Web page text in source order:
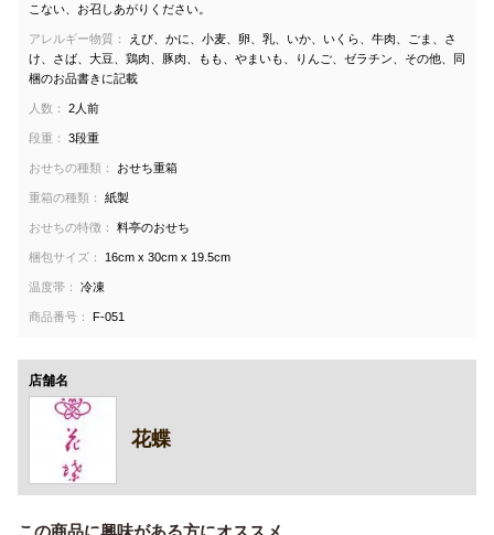
こない、お召しあがりください。
アレルギー物質：
えび、かに、小麦、卵、乳、いか、いくら、牛肉、ごま、さ
け、さば、大豆、鶏肉、豚肉、もも、やまいも、りんご、ゼラチン、その他、同
梱のお品書きに記載
人数： 2人前
段重： 3段重
おせちの種類： おせち重箱
重箱の種類： 紙製
おせちの特徴： 料亭のおせち
梱包サイズ： 16cm x 30cm x 19.5cm
温度帯： 冷凍
商品番号： F-051
店舗名
花蝶
この商品に興味がある方にオススメ